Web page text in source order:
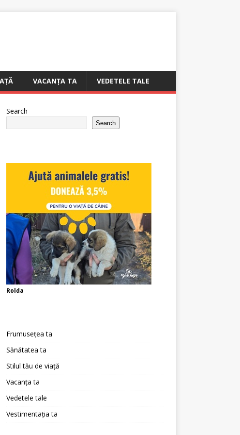
VACANȚA TA VEDETELE TALE
Search
Search
Rolda
Frumusețea ta
Sănătatea ta
Stilul tău de viață
Vacanța ta
Vedetele tale
Vestimentația ta